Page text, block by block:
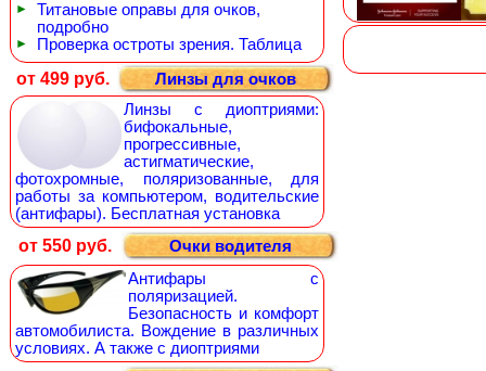
►
Титановые оправы для очков,
подробно
► Проверка остроты зрения. Таблица
от 499 руб.
Линзы для очков
Линзы с диоптриями:
бифокальные,
прогрессивные,
астигматические,
фотохромные, поляризованные, для
работы за компьютером, водительские
(антифары). Бесплатная установка
от 550 руб.
Очки водителя
Антифары с
поляризацией.
Безопасность и комфорт
автомобилиста. Вождение в различных
условиях. А также с диоптриями